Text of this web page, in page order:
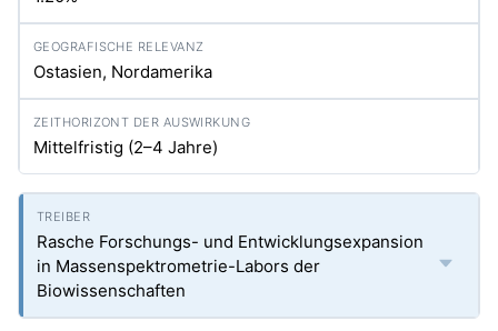
Ostasien, Nordamerika
Mittelfristig (2–4 Jahre)
Rasche Forschungs- und Entwicklungsexpansion
in Massenspektrometrie-Labors der
Biowissenschaften